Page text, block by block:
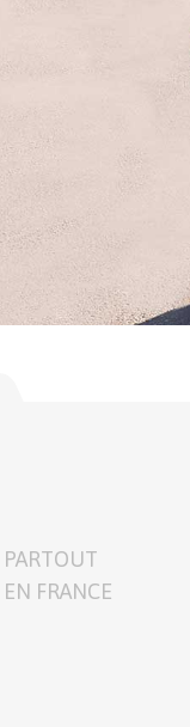
PARTOUT
EN FRANCE